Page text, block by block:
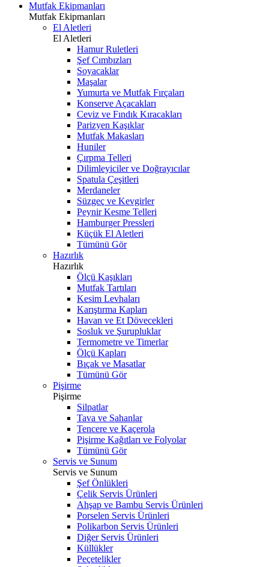
Mutfak Ekipmanları
Mutfak Ekipmanları
El Aletleri
El Aletleri
Hamur Ruletleri
Şef Cımbızları
Soyacaklar
Maşalar
Yumurta ve Mutfak Fırçaları
Konserve Açacakları
Ceviz ve Fındık Kıracakları
Parizyen Kaşıklar
Mutfak Makasları
Huniler
Çırpma Telleri
Dilimleyiciler ve Doğrayıcılar
Spatula Çeşitleri
Merdaneler
Süzgeç ve Kevgirler
Peynir Kesme Telleri
Hamburger Pressleri
Küçük El Aletleri
Tümünü Gör
Hazırlık
Hazırlık
Ölçü Kaşıkları
Mutfak Tartıları
Kesim Levhaları
Karıştırma Kapları
Havan ve Et Dövecekleri
Sosluk ve Şurupluklar
Termometre ve Timerlar
Ölçü Kapları
Bıçak ve Masatlar
Tümünü Gör
Pişirme
Pişirme
Silpatlar
Tava ve Sahanlar
Tencere ve Kaçerola
Pişirme Kağıtları ve Folyolar
Tümünü Gör
Servis ve Sunum
Servis ve Sunum
Şef Önlükleri
Çelik Servis Ürünleri
Ahşap ve Bambu Servis Ürünleri
Porselen Servis Ürünleri
Polikarbon Servis Ürünleri
Diğer Servis Ürünleri
Küllükler
Peçetelikler